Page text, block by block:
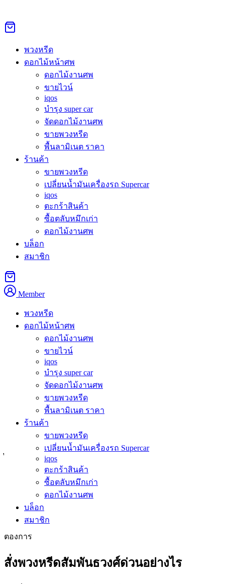
content
พวงหรีด
ดอกไม้หน้าศพ
ดอกไม้งานศพ
ขายไวน์
iqos
บำรุง super car
จัดดอกไม้งานศพ
ขายพวงหรีด
พื้นลามิเนต ราคา
ร้านค้า
ขายพวงหรีด
เปลี่ยนน้ำมันเครื่องรถ Supercar
iqos
ตะกร้าสินค้า
ซื้อตลับหมึกเก่า
ดอกไม้งานศพ
บล็อก
สมาชิก
Member
พวงหรีด
ดอกไม้หน้าศพ
ดอกไม้งานศพ
ขายไวน์
iqos
บำรุง super car
จัดดอกไม้งานศพ
ขายพวงหรีด
พื้นลามิเนต ราคา
ร้านค้า
ขายพวงหรีด
เปลี่ยนน้ำมันเครื่องรถ Supercar
iqos
ตะกร้าสินค้า
ซื้อตลับหมึกเก่า
ดอกไม้งานศพ
บล็อก
สมาชิก
Search
for:
Sale 25%
พวงหรีดสัมพันธวงศ์
160,000.00 ฿Original
was:
160,000.00฿.
120,000.00฿Current
120,000.00฿.
พวงหรีดดอกไม้สด สัมพันธวงศ์ พวงหรีดเริ่ม 1,300 บาท ดอกไม้
งานศพเริ่ม 4,500 บาท คุณภาพดี ส่งด่วน 3 ชม. ทุกวัด ทุกวัน 24
ชม. โทร/LINE สอบถามได้เลย
สั่งซื้อผ่าน Line @Aorest
ดอกไม้หน้าศพ
คำอธิบาย
คำอธิบาย
พวงหรีดสัมพันธวงศ์
ย่านเยาวราชและเวิ้งนาครเขษม ราคาเริ่มต้น 1,300 บาท เขตนี้
แม้จะมีขนาดเล็กที่สุดในกรุงเทพแต่มีวัดสำคัญตั้งอยู่
สั่งพวงหรีดสัมพันธวงศ์ ส่งวัดไหนได้บ้าง
เขตสัมพันธวงศ์มีวัดหลักที่เราให้บริการจัดส่งเป็นประจำคือ
สัมพันธวงศารามวรวิหาร
ฝั่งตะวันออก และวัดบพิตรพิมุขวรวิหาร
ทั้งสองวัดเป็นสถานที่ที่ชุมชนชาวไทยเชื้อสายจีนในย่านนี้ใช้จัด
งานฌาปนกิจมาอย่างยาวนาน ทีมงานของเราคุ้นเคยกับถนน
แคบและการจราจรหนาแน่นในย่านเยาวราชเป็นอย่างดี
พวงหรีดสัมพันธวงศ์ มีแบบไหน ราคาเท่า
เรามีพวงหรีดดอกไม้สดที่คัดสรรดอกไม้คุณภาพดี พวงหรีด
พัดลมที่ใช้งานได้จริง พวงหรีดผ้าที่มีความเรียบง่าย และ
พวงหรีดกระดาษสาที่มีความประณีตสวยงาม ราคาพวงหรีด
ดอกไม้สดเริ่มต้นที่ 1,300 บาท เลือกข้อความบนป้ายได้ตาม
ต้องการ
สั่งพวงหรีดสัมพันธวงศ์ด่วนอย่างไร